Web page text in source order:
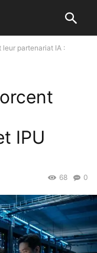
partenariat IA :
IPU
0
68